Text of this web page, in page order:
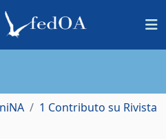
1 Contributo su Rivista